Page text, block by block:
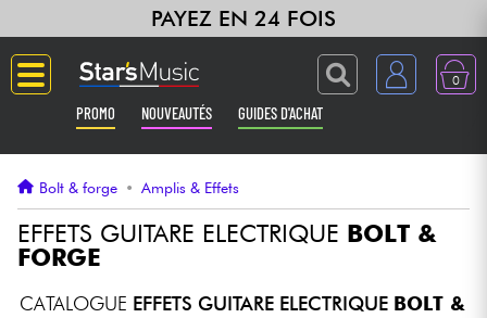
PAYEZ EN 24 FOIS
0
PROMO NOUVEAUTÉS GUIDES D'ACHAT
Guitares & Basses
Bolt & forge • Amplis & Effets
EFFETS GUITARE ELECTRIQUE BOLT &
FORGE
CATALOGUE EFFETS GUITARE ELECTRIQUE BOLT &